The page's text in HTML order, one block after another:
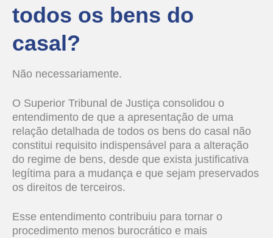
todos os bens do
casal?
Não necessariamente.
O Superior Tribunal de Justiça consolidou o
entendimento de que a apresentação de uma
relação detalhada de todos os bens do casal não
constitui requisito indispensável para a alteração
do regime de bens, desde que exista justificativa
legítima para a mudança e que sejam preservados
os direitos de terceiros.
Esse entendimento contribuiu para tornar o
procedimento menos burocrático e mais